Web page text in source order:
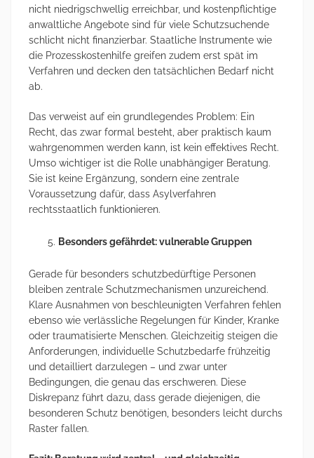
nicht niedrigschwellig erreichbar, und kostenpflichtige
anwaltliche Angebote sind für viele Schutzsuchende
schlicht nicht finanzierbar. Staatliche Instrumente wie
die Prozesskostenhilfe greifen zudem erst spät im
Verfahren und decken den tatsächlichen Bedarf nicht
ab.
Das verweist auf ein grundlegendes Problem: Ein
Recht, das zwar formal besteht, aber praktisch kaum
wahrgenommen werden kann, ist kein effektives Recht.
Umso wichtiger ist die Rolle unabhängiger Beratung.
Sie ist keine Ergänzung, sondern eine zentrale
Voraussetzung dafür, dass Asylverfahren
rechtsstaatlich funktionieren.
Besonders gefährdet: vulnerable Gruppen
Gerade für besonders schutzbedürftige Personen
bleiben zentrale Schutzmechanismen unzureichend.
Klare Ausnahmen von beschleunigten Verfahren fehlen
ebenso wie verlässliche Regelungen für Kinder, Kranke
oder traumatisierte Menschen. Gleichzeitig steigen die
Anforderungen, individuelle Schutzbedarfe frühzeitig
und detailliert darzulegen – und zwar unter
Bedingungen, die genau das erschweren. Diese
Diskrepanz führt dazu, dass gerade diejenigen, die
besonderen Schutz benötigen, besonders leicht durchs
Raster fallen.